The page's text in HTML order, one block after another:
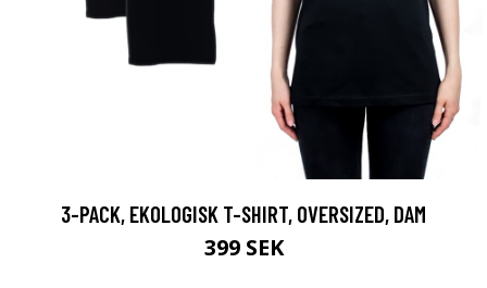
3-PACK, EKOLOGISK T-SHIRT, OVERSIZED, DAM
399 SEK